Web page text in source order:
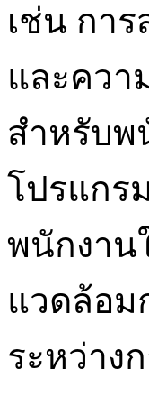
เช่น กา
และควา
สำหรับพ
โปรแกร
พนักงาน
แวดล้อม
ระหว่าง